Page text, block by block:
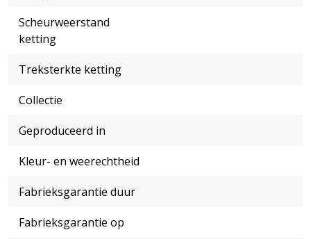
Scheurweerstand
ketting
Treksterkte ketting
Collectie
Geproduceerd in
Kleur- en weerechtheid
Fabrieksgarantie duur
Fabrieksgarantie op